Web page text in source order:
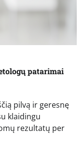
patarimai
pilvą ir geresnę
klaidingu
rezultatų per